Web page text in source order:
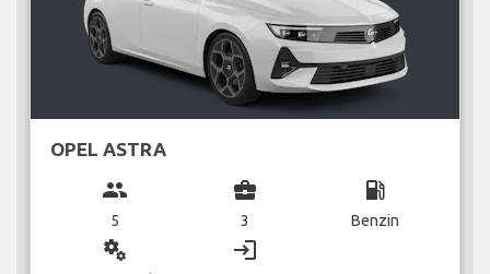
OPEL ASTRA
group
5
business_center
3
local_gas_station
Benzin
miscellaneous_services login